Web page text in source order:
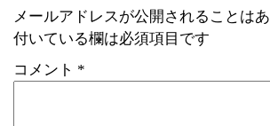
メールアドレスが公開されることはあ
付いている欄は必須項目です
コメント *